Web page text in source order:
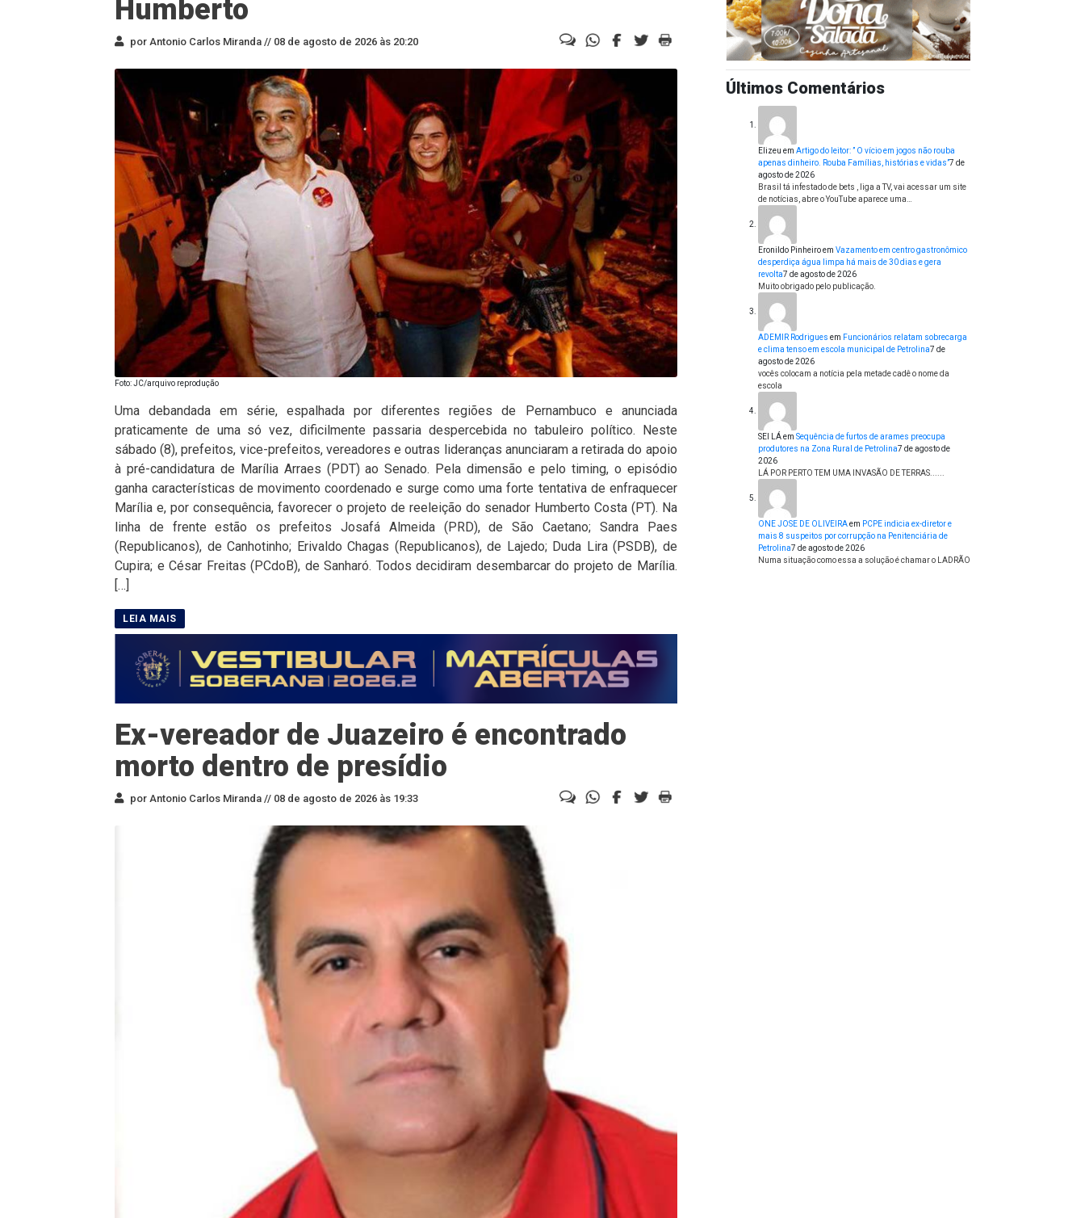
Humberto
por Antonio Carlos Miranda // 08 de agosto de 2026 às 20:20
Foto: JC/arquivo reprodução
Uma debandada em série, espalhada por diferentes regiões de Pernambuco e anunciada
praticamente de uma só vez, dificilmente passaria despercebida no tabuleiro político. Neste
sábado (8), prefeitos, vice-prefeitos, vereadores e outras lideranças anunciaram a retirada do apoio
à pré-candidatura de Marília Arraes (PDT) ao Senado. Pela dimensão e pelo timing, o episódio
ganha características de movimento coordenado e surge como uma forte tentativa de enfraquecer
Marília e, por consequência, favorecer o projeto de reeleição do senador Humberto Costa (PT). Na
linha de frente estão os prefeitos Josafá Almeida (PRD), de São Caetano; Sandra Paes
(Republicanos), de Canhotinho; Erivaldo Chagas (Republicanos), de Lajedo; Duda Lira (PSDB), de
Cupira; e César Freitas (PCdoB), de Sanharó. Todos decidiram desembarcar do projeto de Marília.
[…]
Ex-vereador de Juazeiro é encontrado
morto dentro de presídio
por Antonio Carlos Miranda // 08 de agosto de 2026 às 19:33
Últimos Comentários
Elizeu em Artigo do leitor: ” O vício em jogos não rouba
apenas dinheiro. Rouba Famílias, histórias e vidas”7 de
agosto de 2026
Brasil tá infestado de bets , liga a TV, vai acessar um site
de notícias, abre o YouTube aparece uma…
Eronildo Pinheiroem Vazamento em centro gastronômico
desperdiça água limpa há mais de 30 dias e gera
revolta7 de agosto de 2026
Muito obrigado pelo publicação.
ADEMIR Rodrigues em Funcionários relatam sobrecarga
e clima tenso em escola municipal de Petrolina7 de
agosto de 2026
vocês colocam a notícia pela metade cadê o nome da
escola
SEI LÁem Sequência de furtos de arames preocupa
produtores na Zona Rural de Petrolina7 de agosto de
2026
LÁ POR PERTO TEM UMA INVASÃO DE TERRAS......
ONE JOSE DE OLIVEIRAem PCPE indicia ex-diretor e
mais 8 suspeitos por corrupção na Penitenciária de
Petrolina7 de agosto de 2026
Numa situação como essa a solução é chamar o LADRÃO